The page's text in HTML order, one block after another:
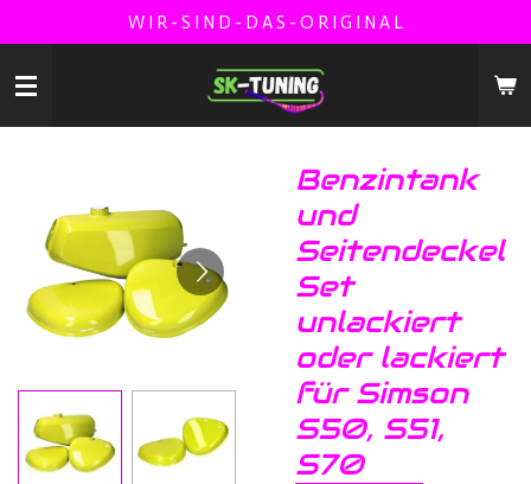
Hauptinhalt
springen
W I R - S I N D - D A S - O R I G I N A L
Benzintank
und
Seitendeckel
Set
unlackiert
oder lackiert
für Simson
S50, S51,
S70